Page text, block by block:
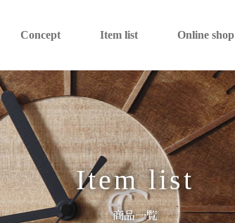
Concept Item list Online shop
Item list
商品一覧